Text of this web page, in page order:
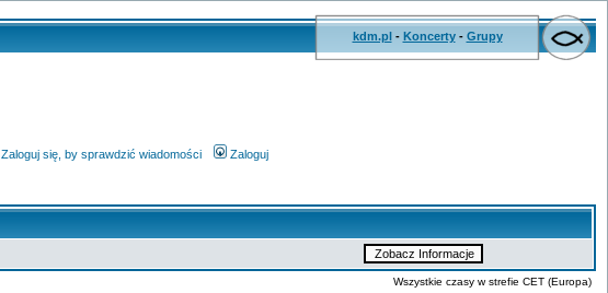
kdm.pl- Koncerty- Grupy
Zaloguj się, by sprawdzić wiadomości Zaloguj
Wszystkie czasy w strefie CET (Europa)